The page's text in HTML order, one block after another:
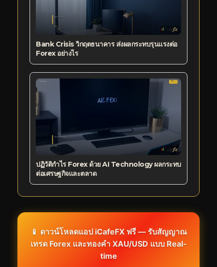
Bank Crisis วิกฤตธนาคาร ส่งผลกระทบรุนแรงต่อ
Forex อย่างไร
ปฏิวัติกำไร Forex ด้วย AI Technology ผลกระทบ
ต่อเศรษฐกิจและตลาด
📱 ดาวน์โหลดแอป iCafeFX ฟรี — รับสัญญาณ
เทรด Forex และทองคำ XAU/USD แบบ Real-
time